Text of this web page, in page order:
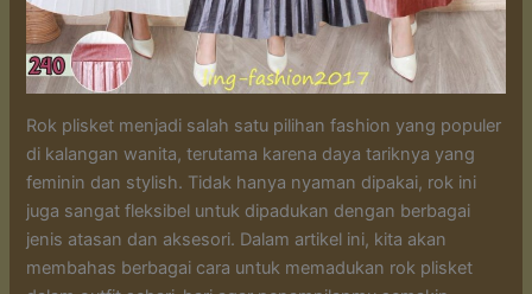
Rok plisket menjadi salah satu pilihan fashion yang populer
di kalangan wanita, terutama karena daya tariknya yang
feminin dan stylish. Tidak hanya nyaman dipakai, rok ini
juga sangat fleksibel untuk dipadukan dengan berbagai
jenis atasan dan aksesori. Dalam artikel ini, kita akan
membahas berbagai cara untuk memadukan rok plisket